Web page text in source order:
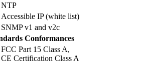
NTP
Accessible IP (white list)
SNMP v1 and v2c
Conformances
FCC Part 15 Class A,
CE Certification Class A